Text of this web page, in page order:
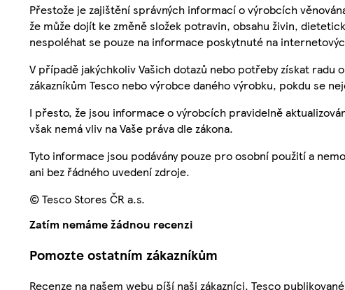
Přestože je zajištění správných informací o výrobcích
že může dojít ke změně složek potravin, obsahu živin,
nespoléhat se pouze na informace poskytnuté na
V případě jakýchkoliv Vašich dotazů nebo potřeby získat
zákazníkům Tesco nebo výrobce daného výrobku, pokdu se
I přesto, že jsou informace o výrobcích pravidelně
však nemá vliv na Vaše práva dle zákona.
Tyto informace jsou podávány pouze pro osobní použití a
ani bez řádného uvedení zdroje.
© Tesco Stores ČR a.s.
Zatím nemáme žádnou recenzi
Pomozte ostatním zákazníkům
Recenze na našem webu píší naši zákazníci. Tesco